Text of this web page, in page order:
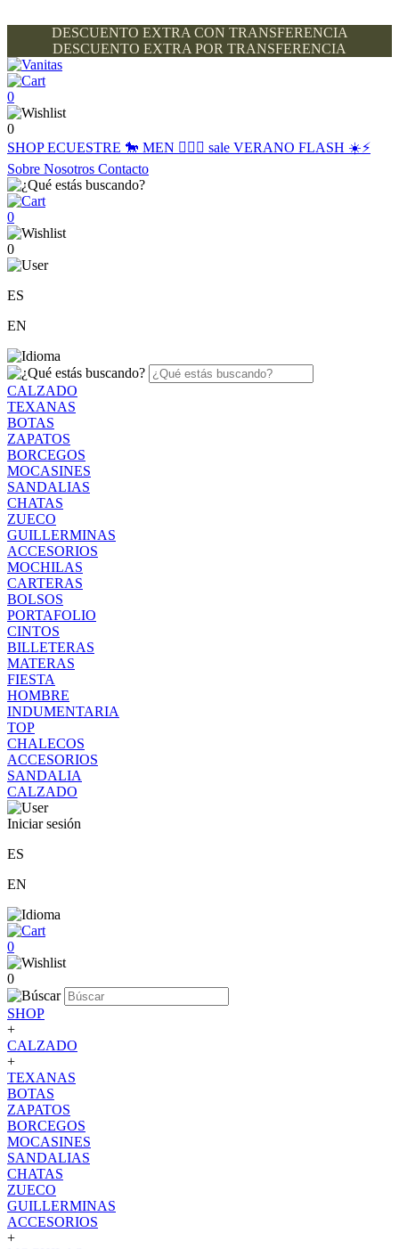
DESCUENTO EXTRA CON TRANSFERENCIA
DESCUENTO EXTRA POR TRANSFERENCIA
0
0
SHOPECUESTRE 🐎 MEN 🙋🏽‍♂️ sale VERANO FLASH ☀️⚡️
Sobre Nosotros Contacto
0
0
ES
EN
CALZADO
TEXANAS
BOTAS
ZAPATOS
BORCEGOS
MOCASINES
SANDALIAS
CHATAS
ZUECO
GUILLERMINAS
ACCESORIOS
MOCHILAS
CARTERAS
BOLSOS
PORTAFOLIO
CINTOS
BILLETERAS
MATERAS
FIESTA
HOMBRE
INDUMENTARIA
TOP
CHALECOS
ACCESORIOS
SANDALIA
CALZADO
Iniciar sesión
ES
EN
0
0
SHOP
+
CALZADO
+
TEXANAS
BOTAS
ZAPATOS
BORCEGOS
MOCASINES
SANDALIAS
CHATAS
ZUECO
GUILLERMINAS
ACCESORIOS
+